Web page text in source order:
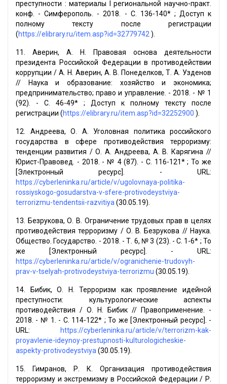
преступности : материалы I региональной научно-практ.
конф. - Симферополь. - 2018. - С. 136-140* ; Доступ к
полному тексту после регистрации
(https://elibrary.ru/item.asp?id=32779742).
11. Аверин, А. Н. Правовая основа деятельности
президента Российской Федерации в противодействии
коррупции / А. Н. Аверин, А. В. Понеделков, Т. А. Узденов
// Наука и образование: хозяйство и экономика;
предпринимательство; право и управление. - 2018. - № 1
(92). - С. 46-49* ; Доступ к полному тексту после
регистрации (https://elibrary.ru/item.asp?id=32252900 ).
12. Андреева, О. А. Уголовная политика российского
государства в сфере противодействия терроризму:
тенденции развития / О. А. Андреева, А. В. Карягина //
Юрист-Правовед. - 2018. - № 4 (87). - С. 116-121* ; То же
[Электронный ресурс]. - URL:
https://cyberleninka.ru/article/v/ugolovnaya-politika-
rossiyskogo-gosudarstva-v-sfere-protivodeystviya-
terrorizmu-tendentsii-razvitiya(30.05.19).
13. Безрукова, О. В. Ограничение трудовых прав в целях
противодействия терроризму / О. В. Безрукова // Наука.
Общество. Государство. - 2018. - Т. 6, № 3 (23). - С. 1-6* ; То
же [Электронный ресурс]. - URL:
https://cyberleninka.ru/article/v/ogranichenie-trudovyh-
prav-v-tselyah-protivodeystviya-terrorizmu (30.05.19).
14. Бибик, О. Н. Терроризм как проявление идейной
преступности: культурологические аспекты
противодействия / О. Н. Бибик // Правоприменение. -
2018. - № 1. - С. 114-122* ; То же [Электронный ресурс]. -
URL:
https://cyberleninka.ru/article/v/terrorizm-kak-
proyavlenie-ideynoy-prestupnosti-kulturologicheskie-
aspekty-protivodeystviya(30.05.19).
15. Гимранов, Р. К. Организация противодействия
терроризму и экстремизму в Российской Федерации / Р.